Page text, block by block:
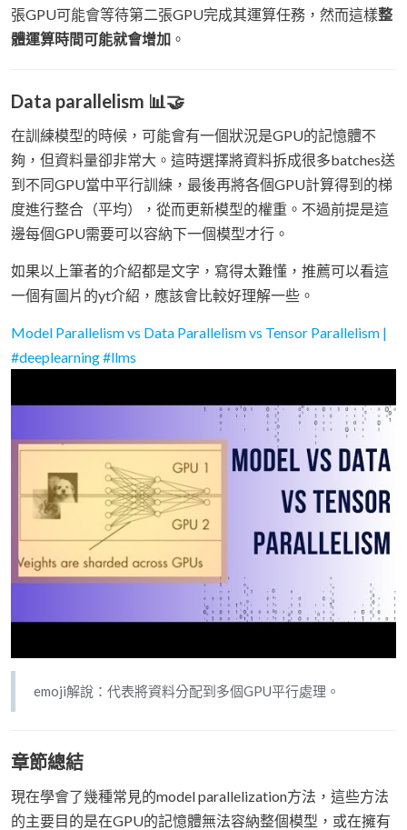
張GPU可能會等待第二張GPU完成其運算任務，然而這樣整
體運算時間可能就會增加 。
Data parallelism 📊🤝
在訓練模型的時候，可能會有一個狀況是GPU的記憶體不
夠，但資料量卻非常大。這時選擇將資料拆成很多batches送
到不同GPU當中平行訓練，最後再將各個GPU計算得到的梯
度進行整合（平均），從而更新模型的權重。不過前提是這
邊每個GPU需要可以容納下一個模型才行。
如果以上筆者的介紹都是文字，寫得太難懂，推薦可以看這
一個有圖片的yt介紹，應該會比較好理解一些。
Model Parallelism vs Data Parallelism vs Tensor Parallelism |
#deeplearning #llms
emoji解說：代表將資料分配到多個GPU平行處理。
章節總結
現在學會了幾種常見的model parallelization方法，這些方法
的主要目的是在GPU的記憶體無法容納整個模型，或在擁有